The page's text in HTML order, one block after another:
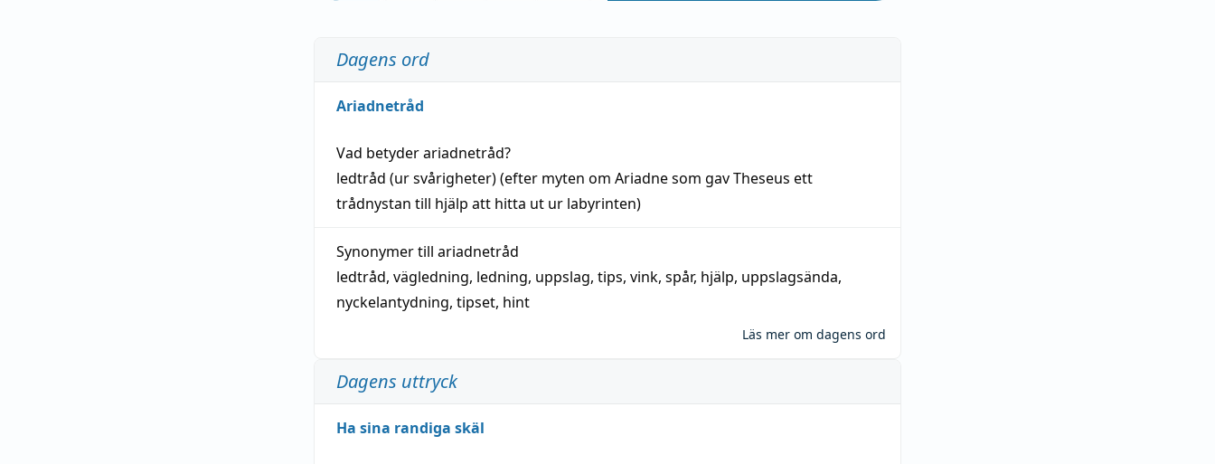
Dagens ord
Ariadnetråd
Vad betyderariadnetråd?
ledtråd (ur svårigheter) (efter myten om Ariadne som gav Theseus ett
trådnystan till hjälp att hitta ut ur labyrinten)
Synonymer till ariadnetråd
ledtråd, vägledning, ledning, uppslag, tips, vink, spår, hjälp, uppslagsända,
nyckelantydning, tipset, hint
Läs mer om dagens ord
Dagens uttryck
Ha sina randiga skäl